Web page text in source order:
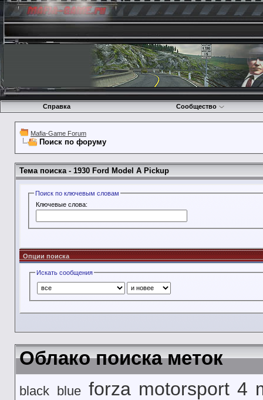
Справка Сообщество
Mafia-Game Forum
Поиск по форуму
Тема поиска - 1930 Ford Model A Pickup
Поиск по ключевым словам
Ключевые слова:
Опции поиска
Искать сообщения
Облако поиска меток
black blue forza motorsport 4